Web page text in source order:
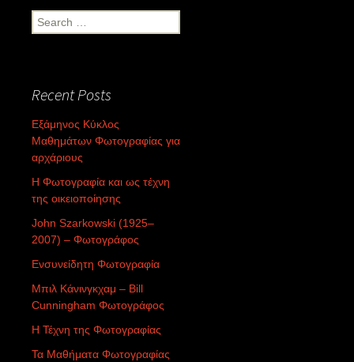
Search
for:
Recent Posts
Εξάμηνος Κύκλος
Μαθημάτων Φωτογραφίας για
αρχάριους
Η Φωτογραφία και ως τέχνη
της οικειοποίησης
John Szarkowski (1925–
2007) – Φωτογράφος
Ενσυνείδητη Φωτογραφία
Μπιλ Κάνινγκχαμ – Bill
Cunningham Φωτογράφος
Η Τέχνη της Φωτογραφίας
Τα Μαθήματα Φωτογραφίας